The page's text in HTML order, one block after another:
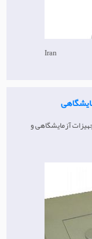
Iran
آزمایشگاهی و